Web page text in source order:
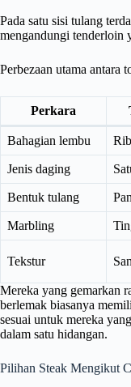
Pada satu sisi tulang
mengandungi tenderloin
Perbezaan utama antara
Perkara
Bahagian lembu
Jenis daging
Bentuk tulang
Marbling
Tekstur
Mereka yang gemarkan
berlemak biasanya
sesuai untuk mereka
dalam satu hidangan.
Pilihan Steak Mengikut